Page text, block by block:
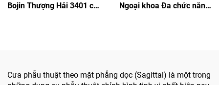
Bojin Thượng Hải 3401 cho
Ngoại khoa Đa chức năng
Cưa phẫu thuật theo mặt phẳng dọc (Sagittal) là một trong